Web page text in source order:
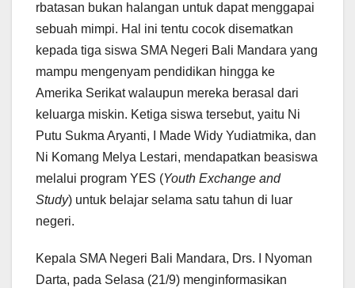
rbatasan bukan halangan untuk dapat menggapai
sebuah mimpi. Hal ini tentu cocok disematkan
kepada tiga siswa SMA Negeri Bali Mandara yang
mampu mengenyam pendidikan hingga ke
Amerika Serikat walaupun mereka berasal dari
keluarga miskin. Ketiga siswa tersebut, yaitu Ni
Putu Sukma Aryanti, I Made Widy Yudiatmika, dan
Ni Komang Melya Lestari, mendapatkan beasiswa
melalui program YES (Youth Exchange and
Study) untuk belajar selama satu tahun di luar
negeri.
Kepala SMA Negeri Bali Mandara, Drs. I Nyoman
Darta, pada Selasa (21/9) menginformasikan